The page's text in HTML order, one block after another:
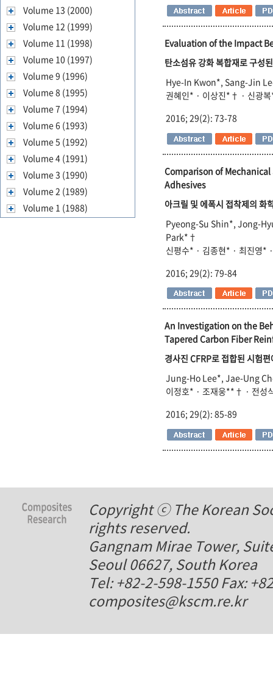
Volume 13 (2000)
Volume 12 (1999)
Volume 11 (1998)
Volume 10 (1997)
Volume 9 (1996)
Volume 8 (1995)
Volume 7 (1994)
Volume 6 (1993)
Volume 5 (1992)
Volume 4 (1991)
Volume 3 (1990)
Volume 2 (1989)
Volume 1 (1988)
Evaluation of the Impact
탄소섬유 강화 복합재로 구성
Hye-In Kwon*, Sang-Jin
권혜인* · 이상진*† · 신광
2016; 29(2): 73-78
Comparison of
Adhesives
아크릴 및 에폭시 접착제의 화
Pyeong-Su Shin*, Jong-
Park*†
신평수* · 김종현* · 최진영
2016; 29(2): 79-84
An Investigation on the
Tapered Carbon Fiber
경사진 CFRP로 접합된 시험
Jung-Ho Lee*, Jae-Ung
이정호* · 조재웅**† · 전성
2016; 29(2): 85-89
Copyright ⓒ The Korean
rights reserved.
Gangnam Mirae Tower,
Seoul 06627, South Korea
Tel: +82-2-598-1550 Fax:
composites@kscm.re.kr